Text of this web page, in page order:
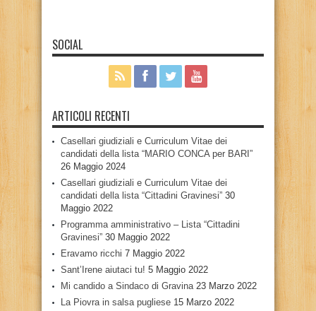
SOCIAL
ARTICOLI RECENTI
Casellari giudiziali e Curriculum Vitae dei
candidati della lista “MARIO CONCA per BARI”
26 Maggio 2024
Casellari giudiziali e Curriculum Vitae dei
candidati della lista “Cittadini Gravinesi” 30
Maggio 2022
Programma amministrativo – Lista “Cittadini
Gravinesi” 30 Maggio 2022
Eravamo ricchi 7 Maggio 2022
Sant’Irene aiutaci tu! 5 Maggio 2022
Mi candido a Sindaco di Gravina 23 Marzo 2022
La Piovra in salsa pugliese 15 Marzo 2022